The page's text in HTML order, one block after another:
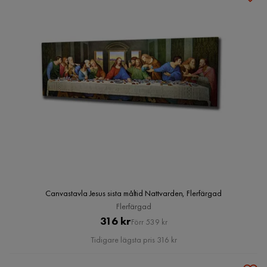
Canvastavla Jesus sista måltid Nattvarden, Flerfärgad
Flerfärgad
Pris
316 krOriginal
Pris
Förr 539 kr
Tidigare lägsta pris 316 kr